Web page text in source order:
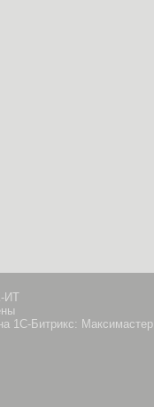
ИТ
1С-Битрикс: Максимастер